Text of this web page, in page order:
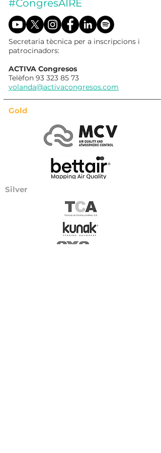
#CongresAIRE
Secretaria tècnica per a inscripcions i
patrocinadors:
ACTIVA Congresos
Telèfon 93 323 85 73
yolanda@activacongresos.com
Gold
Silver